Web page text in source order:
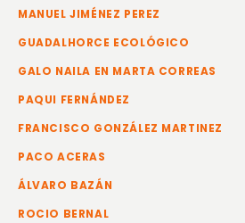
MANUEL JIMÉNEZ PEREZ
GUADALHORCE ECOLÓGICO
GALO NAILA EN MARTA CORREAS
PAQUI FERNÁNDEZ
FRANCISCO GONZÁLEZ MARTINEZ
PACO ACERAS
ÁLVARO BAZÁN
ROCIO BERNAL